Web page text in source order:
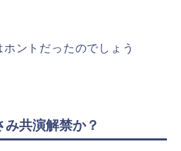
ントだったのでしょう
み共演解禁か？